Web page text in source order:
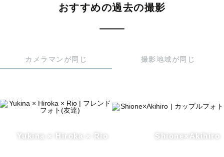
おすすめの過去の撮影
カメラマンが同じ 撮影地域が同じ
Yukina × Hiroka × Rio Shione×Akihiro